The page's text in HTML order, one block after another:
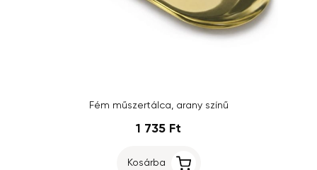
Fém műszertálca, arany színű
1 735 Ft
Kosárba